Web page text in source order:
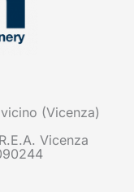
(Vicenza)
Vicenza